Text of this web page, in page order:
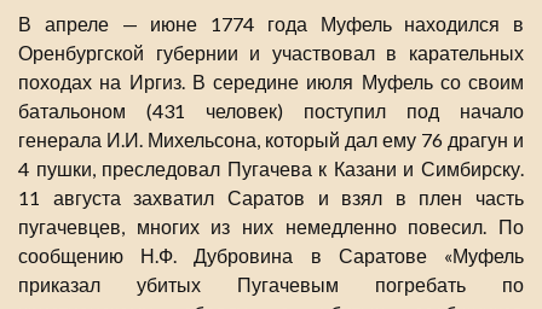
В апреле — июне 1774 года Муфель находился в
Оренбургской губернии и участвовал в карательных
походах на Иргиз. В середине июля Муфель со своим
батальоном (431 человек) поступил под начало
генерала И.И. Михельсона, который дал ему 76 драгун и
4 пушки, преследовал Пугачева к Казани и Симбирску.
11 августа захватил Саратов и взял в плен часть
пугачевцев, многих из них немедленно повесил. По
сообщению Н.Ф. Дубровина в Саратове «Муфель
приказал убитых Пугачевым погребать по